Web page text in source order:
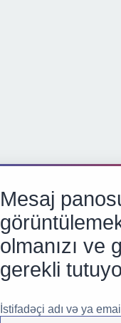
Mesaj
olmanızı ve
gerekli
İstifadəçi adı və ya email